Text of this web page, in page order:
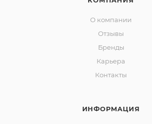
О компании
Отзывы
Бренды
Карьера
Контакты
ИНФОРМАЦИЯ